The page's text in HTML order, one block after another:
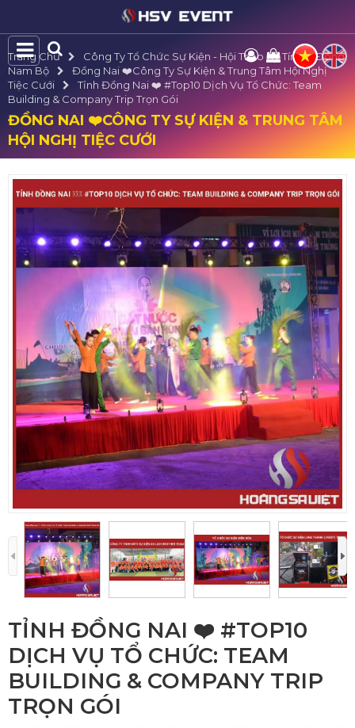
Trang Chủ
Công Ty Tổ Chức Sự Kiện - Hội Thảo Uy Tín Tại Đông
Nam Bộ
Đồng Nai ❤️️Công Ty Sự Kiện & Trung Tâm Hội Nghị
Tiệc Cưới
Tỉnh Đồng Nai ❤️️ #top10 Dịch Vụ Tổ Chức: Team
Building & Company Trip Trọn Gói
ĐỒNG NAI ❤️️CÔNG TY SỰ KIỆN & TRUNG TÂM
HỘI NGHỊ TIỆC CƯỚI
TỈNH ĐỒNG NAI ❤️️ #TOP10
DỊCH VỤ TỔ CHỨC: TEAM
BUILDING & COMPANY TRIP
TRỌN GÓI